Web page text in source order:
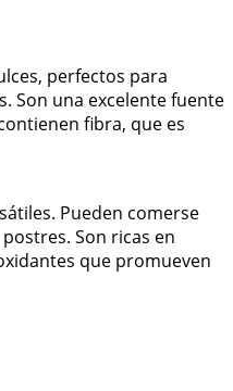
perfectos para
Son una excelente fuente
fibra, que es
Pueden comerse
Son ricas en
que promueven